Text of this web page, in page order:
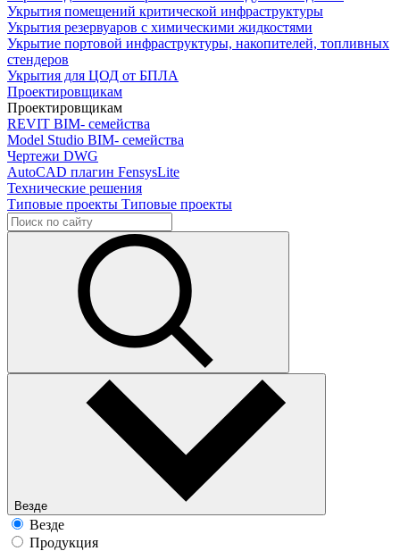
Укрытия помещений критической инфраструктуры
Укрытия резервуаров с химическими жидкостями
Укрытие портовой инфраструктуры, накопителей, топливных
стендеров
Укрытия для ЦОД от БПЛА
Проектировщикам
Проектировщикам
REVIT BIM- семейства
Model Studio BIM- семейства
Чертежи DWG
AutoCAD плагин FensysLite
Технические решения
Типовые проекты Типовые проекты
Везде
Везде
Продукция